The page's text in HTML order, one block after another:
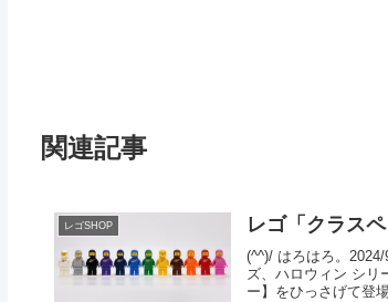
関連記事
レゴSHOP レゴ「クラス
(^^)/ はろはろ。
ズ、ハロウィン シリ
ー】をひっさげて登